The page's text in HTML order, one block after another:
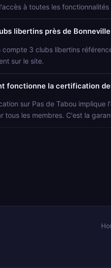
à toutes les fonctionnalités
libertins près de
compte 3 clubs libertins
sur le site.
fonctionne la certification
sur Pas de Tabou
tous les membres. C'est la